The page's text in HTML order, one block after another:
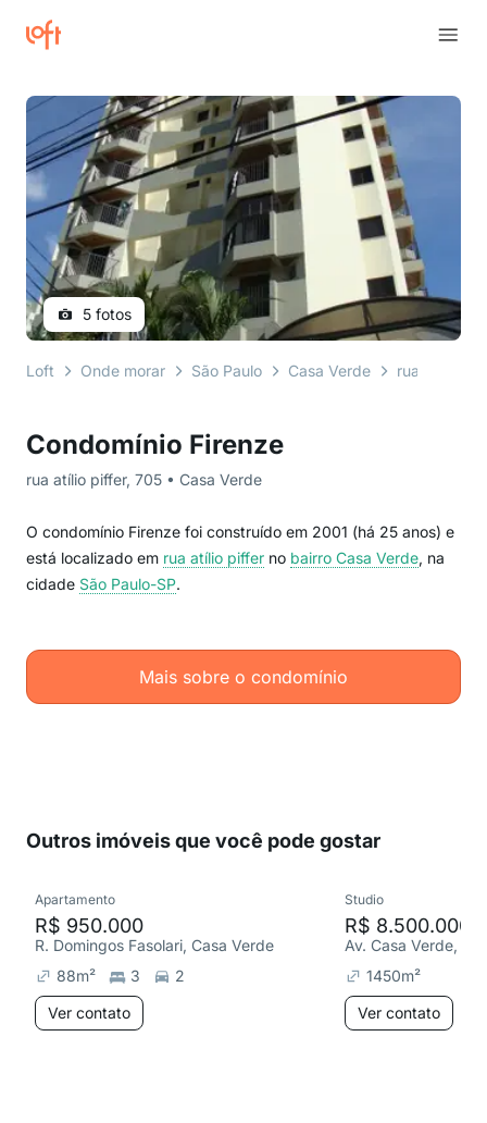
Condomínio Firenze
rua atílio piffer, 705 • Casa Verde
O condomínio Firenze foi construído em 2001 (há 25 anos) e
está localizado em rua atílio piffer no bairro Casa Verde, na
cidade São Paulo-SP.
Mais sobre o condomínio
5 fotos
Loft Onde morar São Paulo Casa Verde rua atílio
Outros imóveis que você pode gostar
Apartamento
R$ 950.000
R. Domingos Fasolari, Casa Verde
88m² 3
2
Ver contato
Studio
R$ 8.500.000
Av. Casa Verde,
1450m²
Ver contato